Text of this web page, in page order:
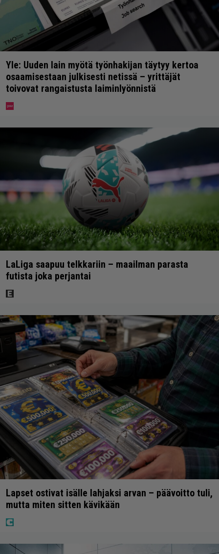
Yle: Uuden lain myötä työnhakijan täytyy kertoa
osaamisestaan julkisesti netissä – yrittäjät
toivovat rangaistusta laiminlyönnistä
LaLiga saapuu telkkariin – maailman parasta
futista joka perjantai
Lapset ostivat isälle lahjaksi arvan – päävoitto tuli,
mutta miten sitten kävikään